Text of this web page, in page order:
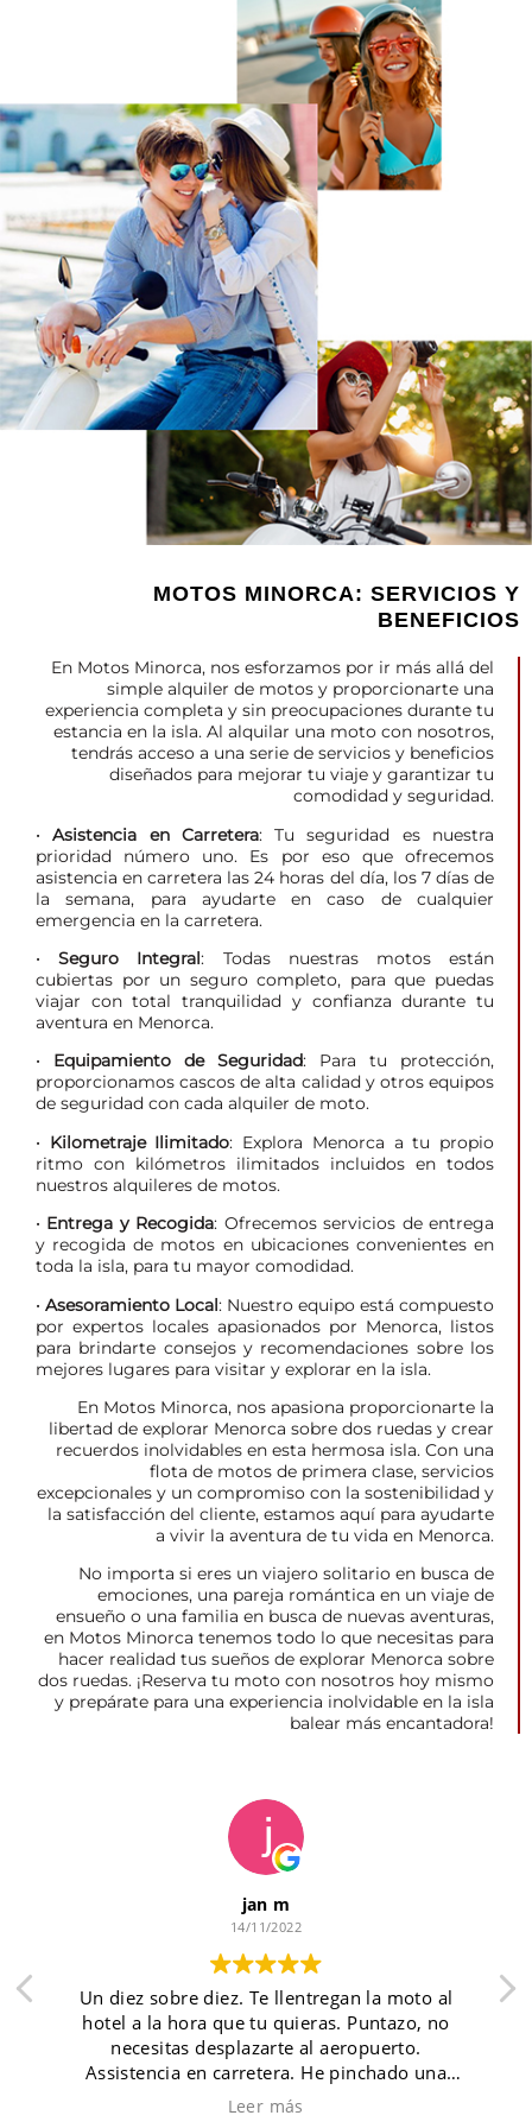
MOTOS MINORCA: SERVICIOS Y
BENEFICIOS
En Motos Minorca, nos esforzamos por ir más allá del
simple alquiler de motos y proporcionarte una
experiencia completa y sin preocupaciones durante tu
estancia en la isla. Al alquilar una moto con nosotros,
tendrás acceso a una serie de servicios y beneficios
diseñados para mejorar tu viaje y garantizar tu
comodidad y seguridad.
· Asistencia en Carretera: Tu seguridad es nuestra
prioridad número uno. Es por eso que ofrecemos
asistencia en carretera las 24 horas del día, los 7 días de
la semana, para ayudarte en caso de cualquier
emergencia en la carretera.
· Seguro Integral: Todas nuestras motos están
cubiertas por un seguro completo, para que puedas
viajar con total tranquilidad y confianza durante tu
aventura en Menorca.
· Equipamiento de Seguridad: Para tu protección,
proporcionamos cascos de alta calidad y otros equipos
de seguridad con cada alquiler de moto.
· Kilometraje Ilimitado: Explora Menorca a tu propio
ritmo con kilómetros ilimitados incluidos en todos
nuestros alquileres de motos.
· Entrega y Recogida: Ofrecemos servicios de entrega
y recogida de motos en ubicaciones convenientes en
toda la isla, para tu mayor comodidad.
· Asesoramiento Local: Nuestro equipo está compuesto
por expertos locales apasionados por Menorca, listos
para brindarte consejos y recomendaciones sobre los
mejores lugares para visitar y explorar en la isla.
En Motos Minorca, nos apasiona proporcionarte la
libertad de explorar Menorca sobre dos ruedas y crear
recuerdos inolvidables en esta hermosa isla. Con una
flota de motos de primera clase, servicios
excepcionales y un compromiso con la sostenibilidad y
la satisfacción del cliente, estamos aquí para ayudarte
a vivir la aventura de tu vida en Menorca.
No importa si eres un viajero solitario en busca de
emociones, una pareja romántica en un viaje de
ensueño o una familia en busca de nuevas aventuras,
en Motos Minorca tenemos todo lo que necesitas para
hacer realidad tus sueños de explorar Menorca sobre
dos ruedas. ¡Reserva tu moto con nosotros hoy mismo
y prepárate para una experiencia inolvidable en la isla
balear más encantadora!
jan m
14/11/2022
Un diez sobre diez. Te llentregan la moto al
hotel a la hora que tu quieras. Puntazo, no
necesitas desplazarte al aeropuerto.
Assistencia en carretera. He pinchado una
rueda, en medio de la nada, un domingo a la
Leer más